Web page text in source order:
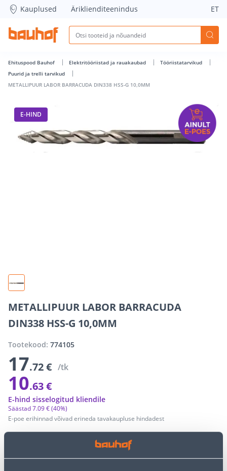
METALLIPUUR LABOR BARRACUDA DIN338 HSS-G 10,0MM
Kauplused Äriklienditeenindus ET
Ehituspood Bauhof Elektritööriistad ja rauakaubad
Tööriistatarvikud
Puurid ja trelli tarvikud
METALLIPUUR LABOR BARRACUDA DIN338 HSS-G 10,0MM
E-HIND
METALLIPUUR LABOR BARRACUDA
DIN338 HSS-G 10,0MM
Tootekood: 774105
17.72 € /tk
10.63 €
E-poe erihinnad võivad erineda tavakaupluse hindadest
Säästad7.09 €(40%)
E-hind sisselogitud kliendile
LISA OSTUKORVI